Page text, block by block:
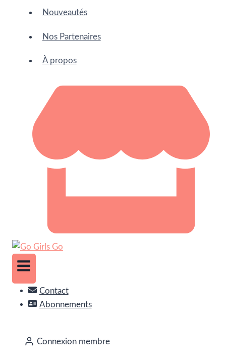
Nouveautés
Nos Partenaires
À propos
Contact
Abonnements
Connexion membre